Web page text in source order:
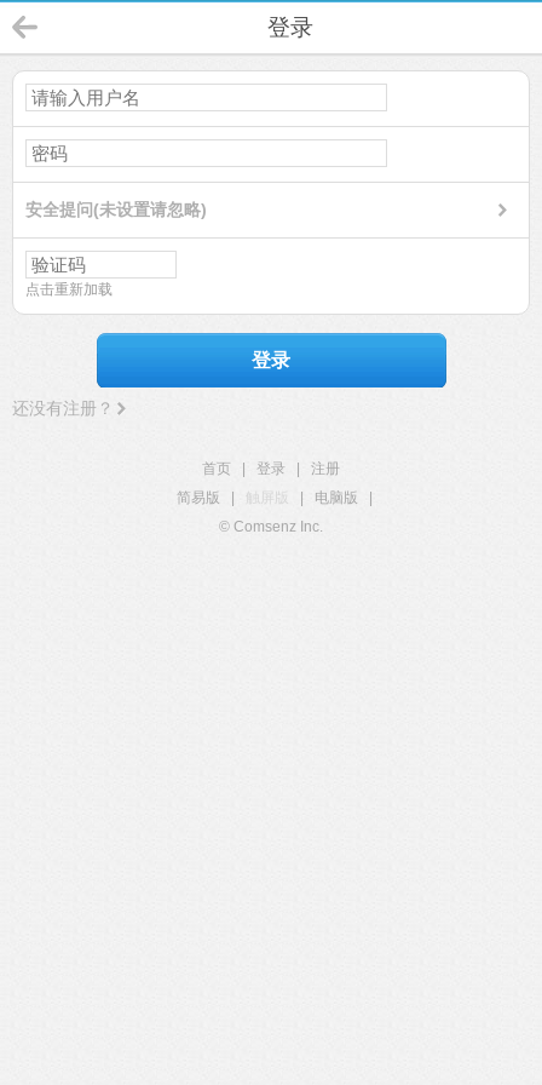
登录
安全提问(未设置请忽略)
点击重新加载
登录
还没有注册？
首页 登录
注册
简易版
触屏版 电脑版
© Comsenz Inc.